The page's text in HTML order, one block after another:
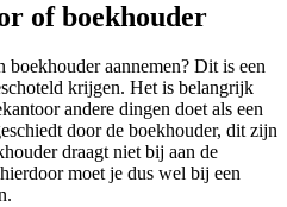
of boekhouder
aannemen? Dit is een
krijgen. Het is belangrijk
andere dingen doet als een
door de boekhouder, dit zijn
draagt niet bij aan de
moet je dus wel bij een